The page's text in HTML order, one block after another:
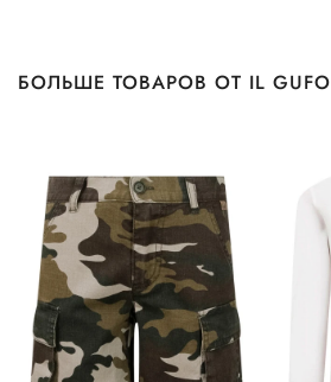
БОЛЬШЕ ТОВАРОВ ОТ IL GUFO